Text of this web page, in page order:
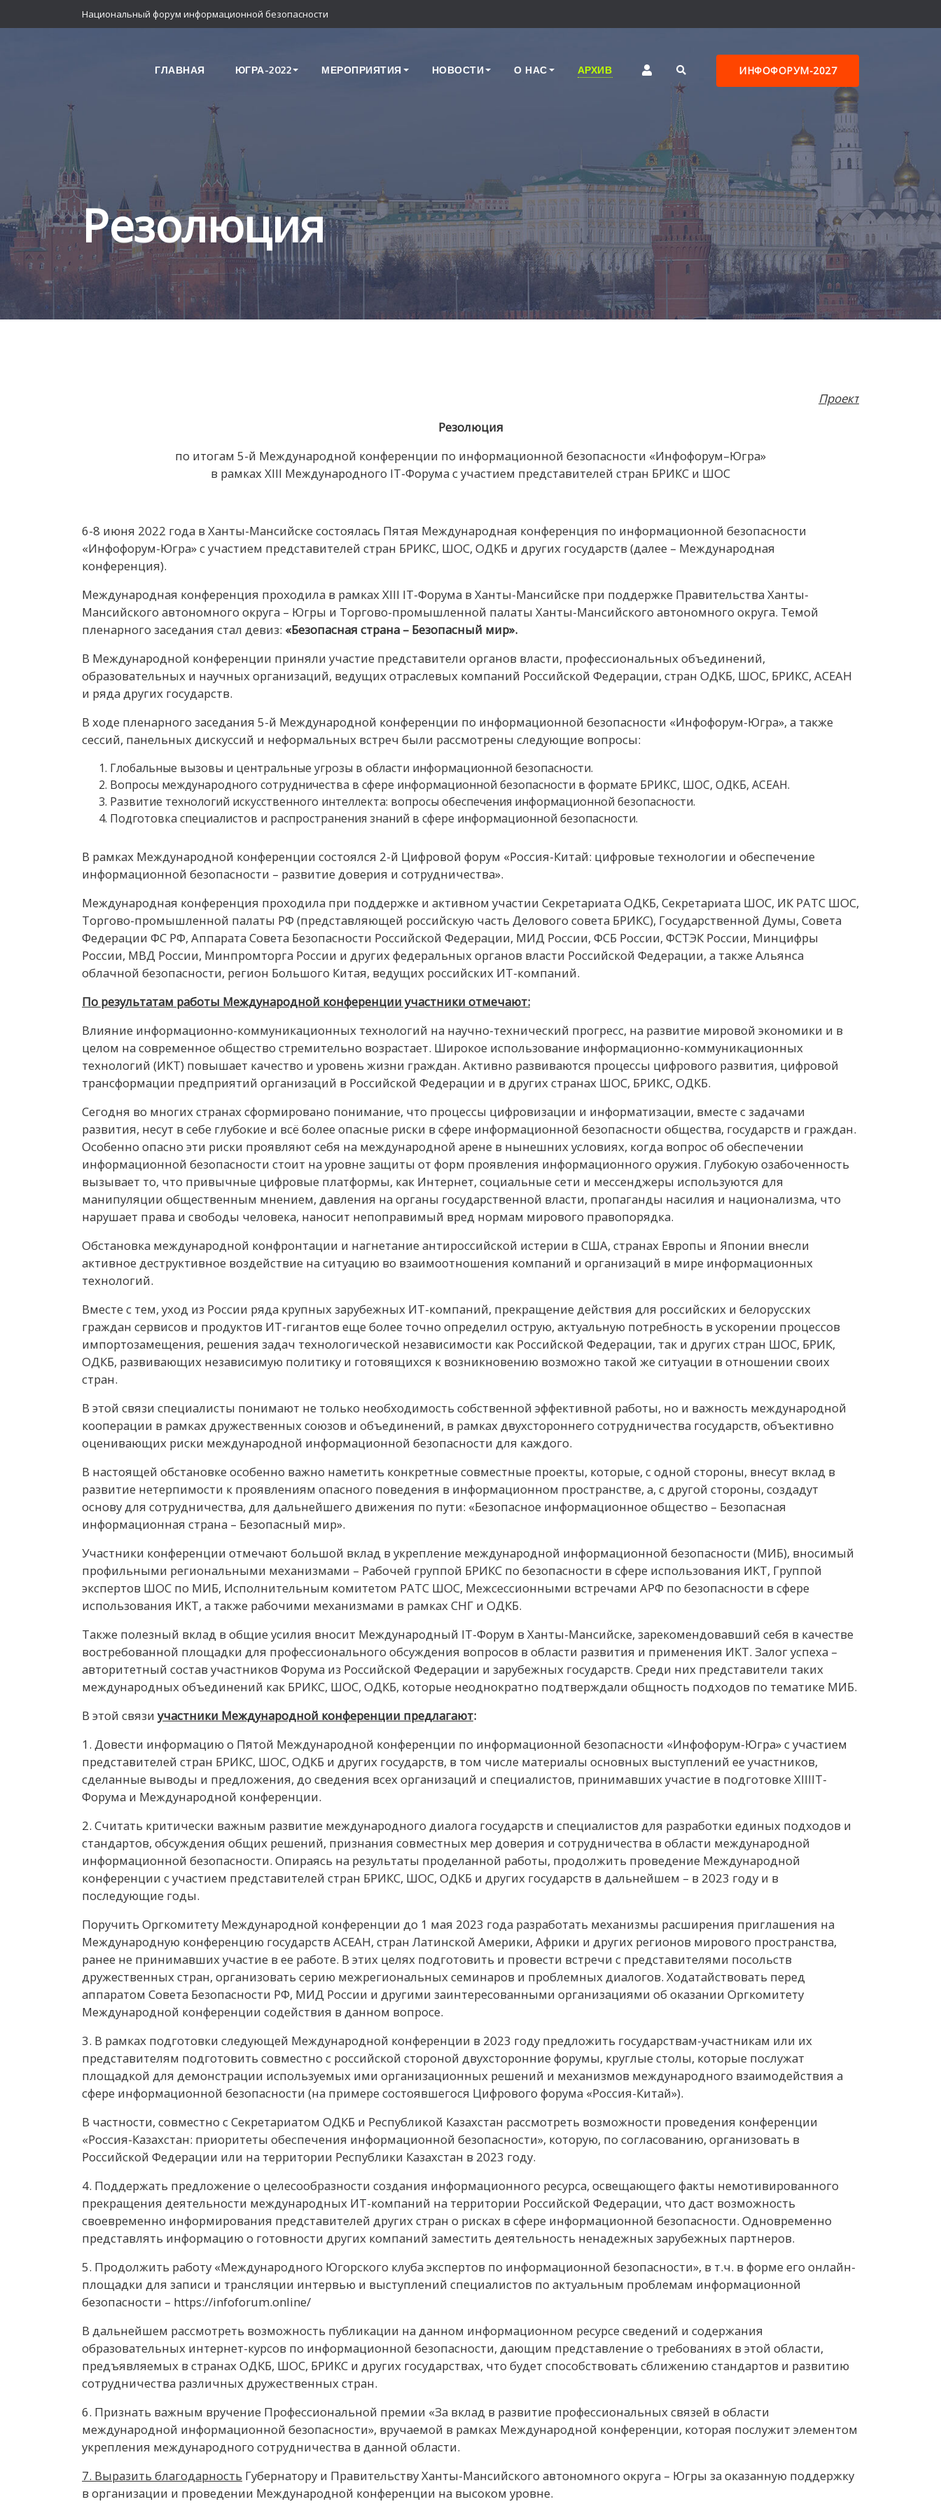
Национальный форум информационной безопасности
ГЛАВНАЯ ЮГРА-2022 МЕРОПРИЯТИЯ НОВОСТИ О НАС АРХИВ ИНФОФОРУМ-2027
Резолюция
Проект
Резолюция
по итогам 5-й Международной конференции по информационной безопасности «Инфофорум–Югра»
в рамках XIII Международного IT-Форума с участием представителей стран БРИКС и ШОС
6-8 июня 2022 года в Ханты-Мансийске состоялась Пятая Международная конференция по информационной безопасности
«Инфофорум-Югра» с участием представителей стран БРИКС, ШОС, ОДКБ и других государств (далее – Международная
конференция).
Международная конференция проходила в рамках XIII IT-Форума в Ханты-Мансийске при поддержке Правительства Ханты-
Мансийского автономного округа – Югры и Торгово-промышленной палаты Ханты-Мансийского автономного округа. Темой
пленарного заседания стал девиз: «Безопасная страна – Безопасный мир».
В Международной конференции приняли участие представители органов власти, профессиональных объединений,
образовательных и научных организаций, ведущих отраслевых компаний Российской Федерации, стран ОДКБ, ШОС, БРИКС, АСЕАН
и ряда других государств.
В ходе пленарного заседания 5-й Международной конференции по информационной безопасности «Инфофорум-Югра», а также
сессий, панельных дискуссий и неформальных встреч были рассмотрены следующие вопросы:
Глобальные вызовы и центральные угрозы в области информационной безопасности.
Вопросы международного сотрудничества в сфере информационной безопасности в формате БРИКС, ШОС, ОДКБ, АСЕАН.
Развитие технологий искусственного интеллекта: вопросы обеспечения информационной безопасности.
Подготовка специалистов и распространения знаний в сфере информационной безопасности.
В рамках Международной конференции состоялся 2-й Цифровой форум «Россия-Китай: цифровые технологии и обеспечение
информационной безопасности – развитие доверия и сотрудничества».
Международная конференция проходила при поддержке и активном участии Секретариата ОДКБ, Секретариата ШОС, ИК РАТС ШОС,
Торгово-промышленной палаты РФ (представляющей российскую часть Делового совета БРИКС), Государственной Думы, Совета
Федерации ФС РФ, Аппарата Совета Безопасности Российской Федерации, МИД России, ФСБ России, ФСТЭК России, Минцифры
России, МВД России, Минпромторга России и других федеральных органов власти Российской Федерации, а также Альянса
облачной безопасности, регион Большого Китая, ведущих российских ИТ-компаний.
По результатам работы Международной конференции участники отмечают:
Влияние информационно-коммуникационных технологий на научно-технический прогресс, на развитие мировой экономики и в
целом на современное общество стремительно возрастает. Широкое использование информационно-коммуникационных
технологий (ИКТ) повышает качество и уровень жизни граждан. Активно развиваются процессы цифрового развития, цифровой
трансформации предприятий организаций в Российской Федерации и в других странах ШОС, БРИКС, ОДКБ.
Сегодня во многих странах сформировано понимание, что процессы цифровизации и информатизации, вместе с задачами
развития, несут в себе глубокие и всё более опасные риски в сфере информационной безопасности общества, государств и граждан.
Особенно опасно эти риски проявляют себя на международной арене в нынешних условиях, когда вопрос об обеспечении
информационной безопасности стоит на уровне защиты от форм проявления информационного оружия. Глубокую озабоченность
вызывает то, что привычные цифровые платформы, как Интернет, социальные сети и мессенджеры используются для
манипуляции общественным мнением, давления на органы государственной власти, пропаганды насилия и национализма, что
нарушает права и свободы человека, наносит непоправимый вред нормам мирового правопорядка.
Обстановка международной конфронтации и нагнетание антироссийской истерии в США, странах Европы и Японии внесли
активное деструктивное воздействие на ситуацию во взаимоотношения компаний и организаций в мире информационных
технологий.
Вместе с тем, уход из России ряда крупных зарубежных ИТ-компаний, прекращение действия для российских и белорусских
граждан сервисов и продуктов ИТ-гигантов еще более точно определил острую, актуальную потребность в ускорении процессов
импортозамещения, решения задач технологической независимости как Российской Федерации, так и других стран ШОС, БРИК,
ОДКБ, развивающих независимую политику и готовящихся к возникновению возможно такой же ситуации в отношении своих
стран.
В этой связи специалисты понимают не только необходимость собственной эффективной работы, но и важность международной
кооперации в рамках дружественных союзов и объединений, в рамках двухстороннего сотрудничества государств, объективно
оценивающих риски международной информационной безопасности для каждого.
В настоящей обстановке особенно важно наметить конкретные совместные проекты, которые, с одной стороны, внесут вклад в
развитие нетерпимости к проявлениям опасного поведения в информационном пространстве, а, с другой стороны, создадут
основу для сотрудничества, для дальнейшего движения по пути: «Безопасное информационное общество – Безопасная
информационная страна – Безопасный мир».
Участники конференции отмечают большой вклад в укрепление международной информационной безопасности (МИБ), вносимый
профильными региональными механизмами – Рабочей группой БРИКС по безопасности в сфере использования ИКТ, Группой
экспертов ШОС по МИБ, Исполнительным комитетом РАТС ШОС, Межсессионными встречами АРФ по безопасности в сфере
использования ИКТ, а также рабочими механизмами в рамках СНГ и ОДКБ.
Также полезный вклад в общие усилия вносит Международный IT-Форум в Ханты-Мансийске, зарекомендовавший себя в качестве
востребованной площадки для профессионального обсуждения вопросов в области развития и применения ИКТ. Залог успеха –
авторитетный состав участников Форума из Российской Федерации и зарубежных государств. Среди них представители таких
международных объединений как БРИКС, ШОС, ОДКБ, которые неоднократно подтверждали общность подходов по тематике МИБ.
В этой связи участники Международной конференции предлагают:
1. Довести информацию о Пятой Международной конференции по информационной безопасности «Инфофорум-Югра» с участием
представителей стран БРИКС, ШОС, ОДКБ и других государств, в том числе материалы основных выступлений ее участников,
сделанные выводы и предложения, до сведения всех организаций и специалистов, принимавших участие в подготовке XIIIIT-
Форума и Международной конференции.
2. Считать критически важным развитие международного диалога государств и специалистов для разработки единых подходов и
стандартов, обсуждения общих решений, признания совместных мер доверия и сотрудничества в области международной
информационной безопасности. Опираясь на результаты проделанной работы, продолжить проведение Международной
конференции с участием представителей стран БРИКС, ШОС, ОДКБ и других государств в дальнейшем – в 2023 году и в
последующие годы.
Поручить Оргкомитету Международной конференции до 1 мая 2023 года разработать механизмы расширения приглашения на
Международную конференцию государств АСЕАН, стран Латинской Америки, Африки и других регионов мирового пространства,
ранее не принимавших участие в ее работе. В этих целях подготовить и провести встречи с представителями посольств
дружественных стран, организовать серию межрегиональных семинаров и проблемных диалогов. Ходатайствовать перед
аппаратом Совета Безопасности РФ, МИД России и другими заинтересованными организациями об оказании Оргкомитету
Международной конференции содействия в данном вопросе.
3. В рамках подготовки следующей Международной конференции в 2023 году предложить государствам-участникам или их
представителям подготовить совместно с российской стороной двухсторонние форумы, круглые столы, которые послужат
площадкой для демонстрации используемых ими организационных решений и механизмов международного взаимодействия а
сфере информационной безопасности (на примере состоявшегося Цифрового форума «Россия-Китай»).
В частности, совместно с Секретариатом ОДКБ и Республикой Казахстан рассмотреть возможности проведения конференции
«Россия-Казахстан: приоритеты обеспечения информационной безопасности», которую, по согласованию, организовать в
Российской Федерации или на территории Республики Казахстан в 2023 году.
4. Поддержать предложение о целесообразности создания информационного ресурса, освещающего факты немотивированного
прекращения деятельности международных ИТ-компаний на территории Российской Федерации, что даст возможность
своевременно информирования представителей других стран о рисках в сфере информационной безопасности. Одновременно
представлять информацию о готовности других компаний заместить деятельность ненадежных зарубежных партнеров.
5. Продолжить работу «Международного Югорского клуба экспертов по информационной безопасности», в т.ч. в форме его онлайн-
площадки для записи и трансляции интервью и выступлений специалистов по актуальным проблемам информационной
безопасности – https://infoforum.online/
В дальнейшем рассмотреть возможность публикации на данном информационном ресурсе сведений и содержания
образовательных интернет-курсов по информационной безопасности, дающим представление о требованиях в этой области,
предъявляемых в странах ОДКБ, ШОС, БРИКС и других государствах, что будет способствовать сближению стандартов и развитию
сотрудничества различных дружественных стран.
6. Признать важным вручение Профессиональной премии «За вклад в развитие профессиональных связей в области
международной информационной безопасности», вручаемой в рамках Международной конференции, которая послужит элементом
укрепления международного сотрудничества в данной области.
7. Выразить благодарность Губернатору и Правительству Ханты-Мансийского автономного округа – Югры за оказанную поддержку
в организации и проведении Международной конференции на высоком уровне.